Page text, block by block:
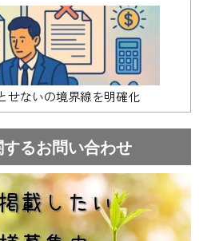
せないの境界線を明確化
るお問い合わせ